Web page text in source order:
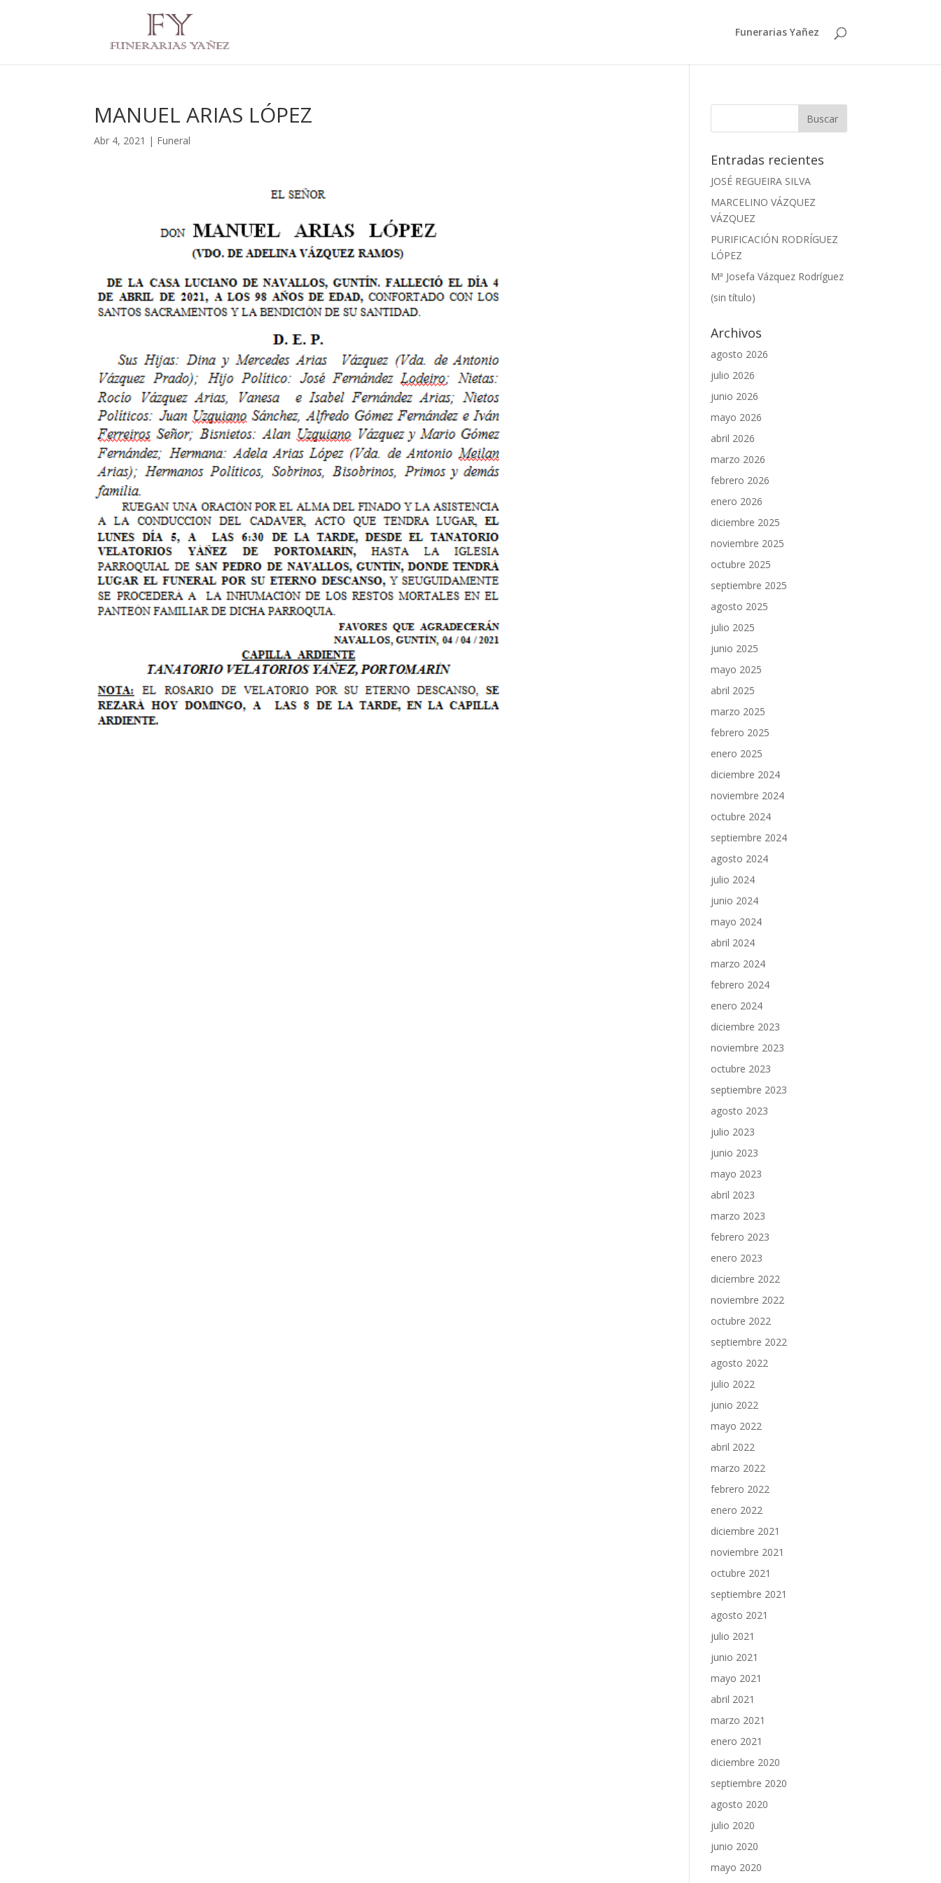
Funerarias Yañez
MANUEL ARIAS LÓPEZ
Abr 4, 2021 | Funeral
Entradas recientes
JOSÉ REGUEIRA SILVA
MARCELINO VÁZQUEZ
VÁZQUEZ
PURIFICACIÓN RODRÍGUEZ
LÓPEZ
Mª Josefa Vázquez Rodríguez
(sin título)
Archivos
agosto 2026
julio 2026
junio 2026
mayo 2026
abril 2026
marzo 2026
febrero 2026
enero 2026
diciembre 2025
noviembre 2025
octubre 2025
septiembre 2025
agosto 2025
julio 2025
junio 2025
mayo 2025
abril 2025
marzo 2025
febrero 2025
enero 2025
diciembre 2024
noviembre 2024
octubre 2024
septiembre 2024
agosto 2024
julio 2024
junio 2024
mayo 2024
abril 2024
marzo 2024
febrero 2024
enero 2024
diciembre 2023
noviembre 2023
octubre 2023
septiembre 2023
agosto 2023
julio 2023
junio 2023
mayo 2023
abril 2023
marzo 2023
febrero 2023
enero 2023
diciembre 2022
noviembre 2022
octubre 2022
septiembre 2022
agosto 2022
julio 2022
junio 2022
mayo 2022
abril 2022
marzo 2022
febrero 2022
enero 2022
diciembre 2021
noviembre 2021
octubre 2021
septiembre 2021
agosto 2021
julio 2021
junio 2021
mayo 2021
abril 2021
marzo 2021
enero 2021
diciembre 2020
septiembre 2020
agosto 2020
julio 2020
junio 2020
mayo 2020